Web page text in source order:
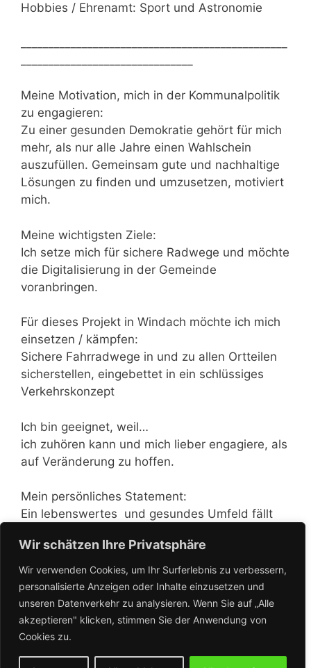
Wir schätzen Ihre Privatsphäre
Wir verwenden Cookies, um Ihr Surferlebnis zu verbessern,
personalisierte Anzeigen oder Inhalte einzusetzen und
unseren Datenverkehr zu analysieren. Wenn Sie auf „Alle
akzeptieren" klicken, stimmen Sie der Anwendung von
Cookies zu.
Hobbies / Ehrenamt: Sport und Astronomie
Meine Motivation, mich in der Kommunalpolitik
zu engagieren:
Zu einer gesunden Demokratie gehört für mich
mehr, als nur alle Jahre einen Wahlschein
auszufüllen. Gemeinsam gute und nachhaltige
Lösungen zu finden und umzusetzen, motiviert
mich.
Meine wichtigsten Ziele:
Ich setze mich für sichere Radwege und möchte
die Digitalisierung in der Gemeinde
voranbringen.
Für dieses Projekt in Windach möchte ich mich
einsetzen / kämpfen:
Sichere Fahrradwege in und zu allen Ortteilen
sicherstellen, eingebettet in ein schlüssiges
Verkehrskonzept
Ich bin geeignet, weil…
ich zuhören kann und mich lieber engagiere, als
auf Veränderung zu hoffen.
Mein persönliches Statement:
Ein lebenswertes und gesundes Umfeld fällt
erschaffen.
< Zurück zur Übersicht